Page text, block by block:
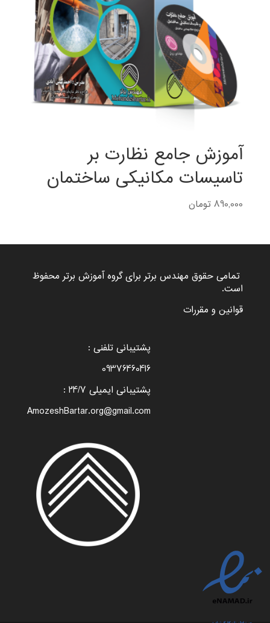
آموزش جامع نظارت بر
تاسیسات مکانیکی ساختمان
890,000تومان
تمامی حقوق مهندس برتر برای گروهآموزش برترمحفوظ
است.
قوانین و مقررات
پشتیبانی تلفنی :
09376460416
پشتیبانی ایمیلی 24/7 :
AmozeshBartar.org@gmail.com